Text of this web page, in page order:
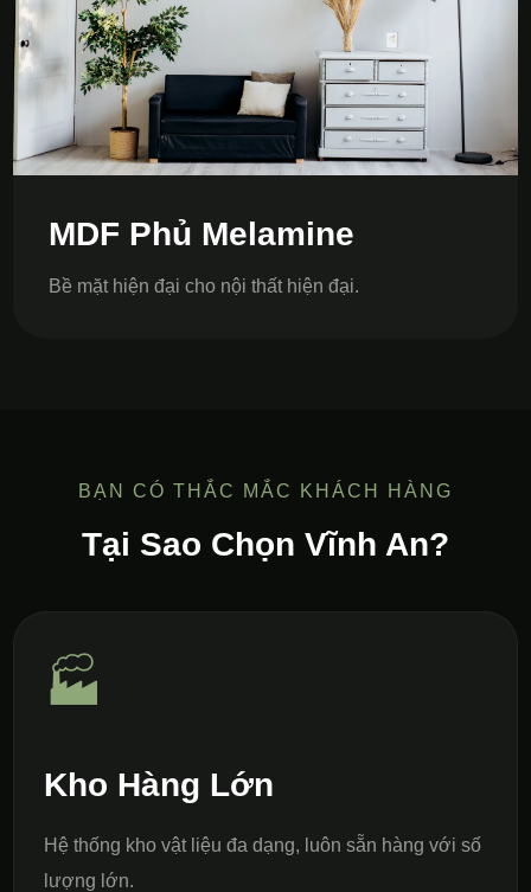
MDF Phủ Melamine
Bề mặt hiện đại cho nội thất hiện đại.
BẠN CÓ THẮC MẮC KHÁCH HÀNG
Tại Sao Chọn Vĩnh An?
🏭
Kho Hàng Lớn
Hệ thống kho vật liệu đa dạng, luôn sẵn hàng với số
lượng lớn.